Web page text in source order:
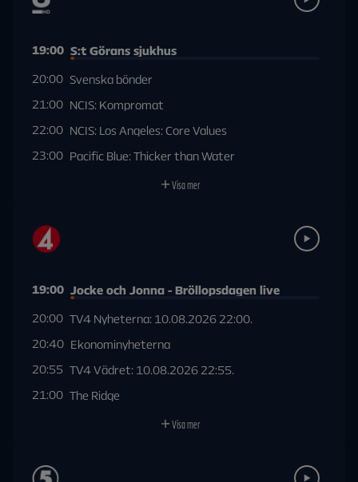
19:00 S:t Görans sjukhus
20:00 Svenska bönder
21:00 NCIS: Kompromat
22:00 NCIS: Los Angeles: Core Values
23:00 Pacific Blue: Thicker than Water
Visa mer
19:00 Jocke och Jonna - Bröllopsdagen live
20:00 TV4 Nyheterna: 10.08.2026 22:00.
20:40 Ekonominyheterna
20:55 TV4 Vädret: 10.08.2026 22:55.
21:00 The Ridge
Visa mer